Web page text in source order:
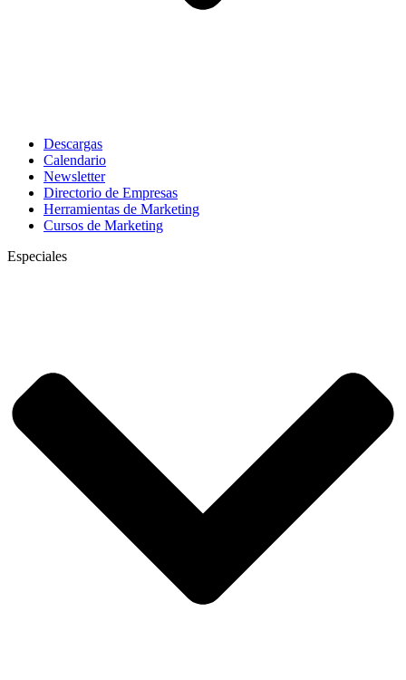
Descargas
Calendario
Newsletter
Directorio de Empresas
Herramientas de Marketing
Cursos de Marketing
Especiales